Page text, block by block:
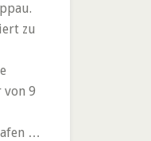
zu
von 9
…